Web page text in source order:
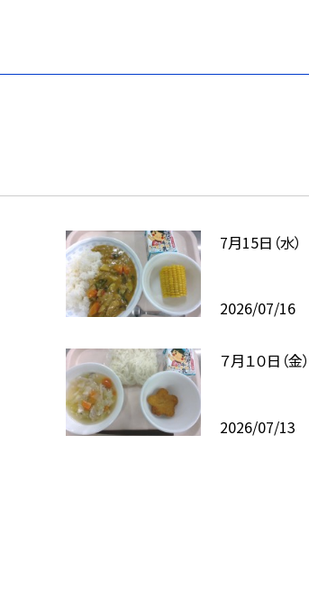
7月15日（水）
2026/07/16
７月１０日（金）
2026/07/13